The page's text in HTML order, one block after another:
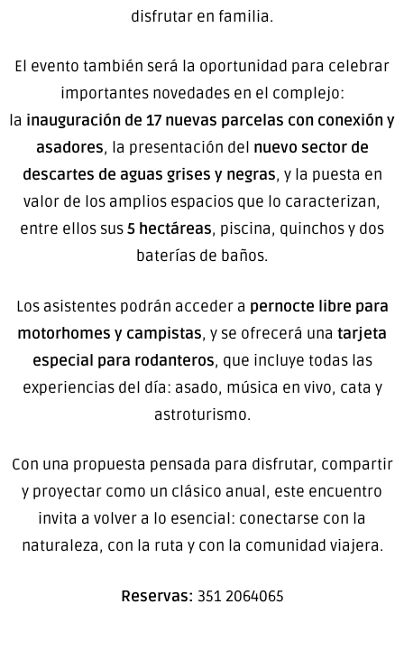
disfrutar en familia.
El evento también será la oportunidad para celebrar
importantes novedades en el complejo:
la inauguración de 17 nuevas parcelas con conexión y
asadores, la presentación del nuevo sector de
descartes de aguas grises y negras, y la puesta en
valor de los amplios espacios que lo caracterizan,
entre ellos sus5 hectáreas, piscina, quinchos y dos
baterías de baños.
Los asistentes podrán acceder a pernocte libre para
motorhomes y campistas, y se ofrecerá una tarjeta
especial para rodanteros, que incluye todas las
experiencias del día: asado, música en vivo, cata y
astroturismo.
Con una propuesta pensada para disfrutar, compartir
y proyectar como un clásico anual, este encuentro
invita a volver a lo esencial: conectarse con la
naturaleza, con la ruta y con la comunidad viajera.
Reservas: 351 2064065